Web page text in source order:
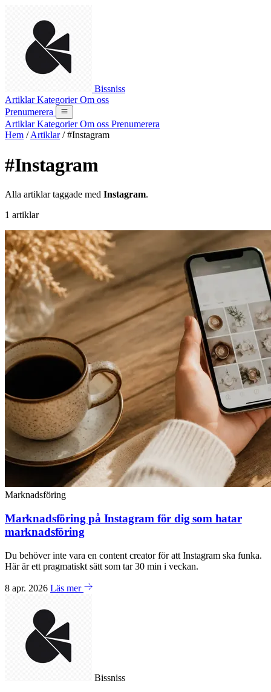
Bissniss
ArtiklarKategorierOm oss
Prenumerera
ArtiklarKategorierOm oss Prenumerera
Hem / Artiklar / #Instagram
#Instagram
Alla artiklar taggade med Instagram.
1 artiklar
Marknadsföring
Marknadsföring på Instagram för dig som hatar
marknadsföring
Du behöver inte vara en content creator för att Instagram ska funka.
Här är ett pragmatiskt sätt som tar 30 min i veckan.
8 apr. 2026 Läs mer
Bissniss